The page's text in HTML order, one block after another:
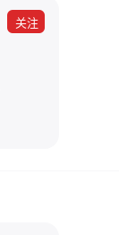
关注